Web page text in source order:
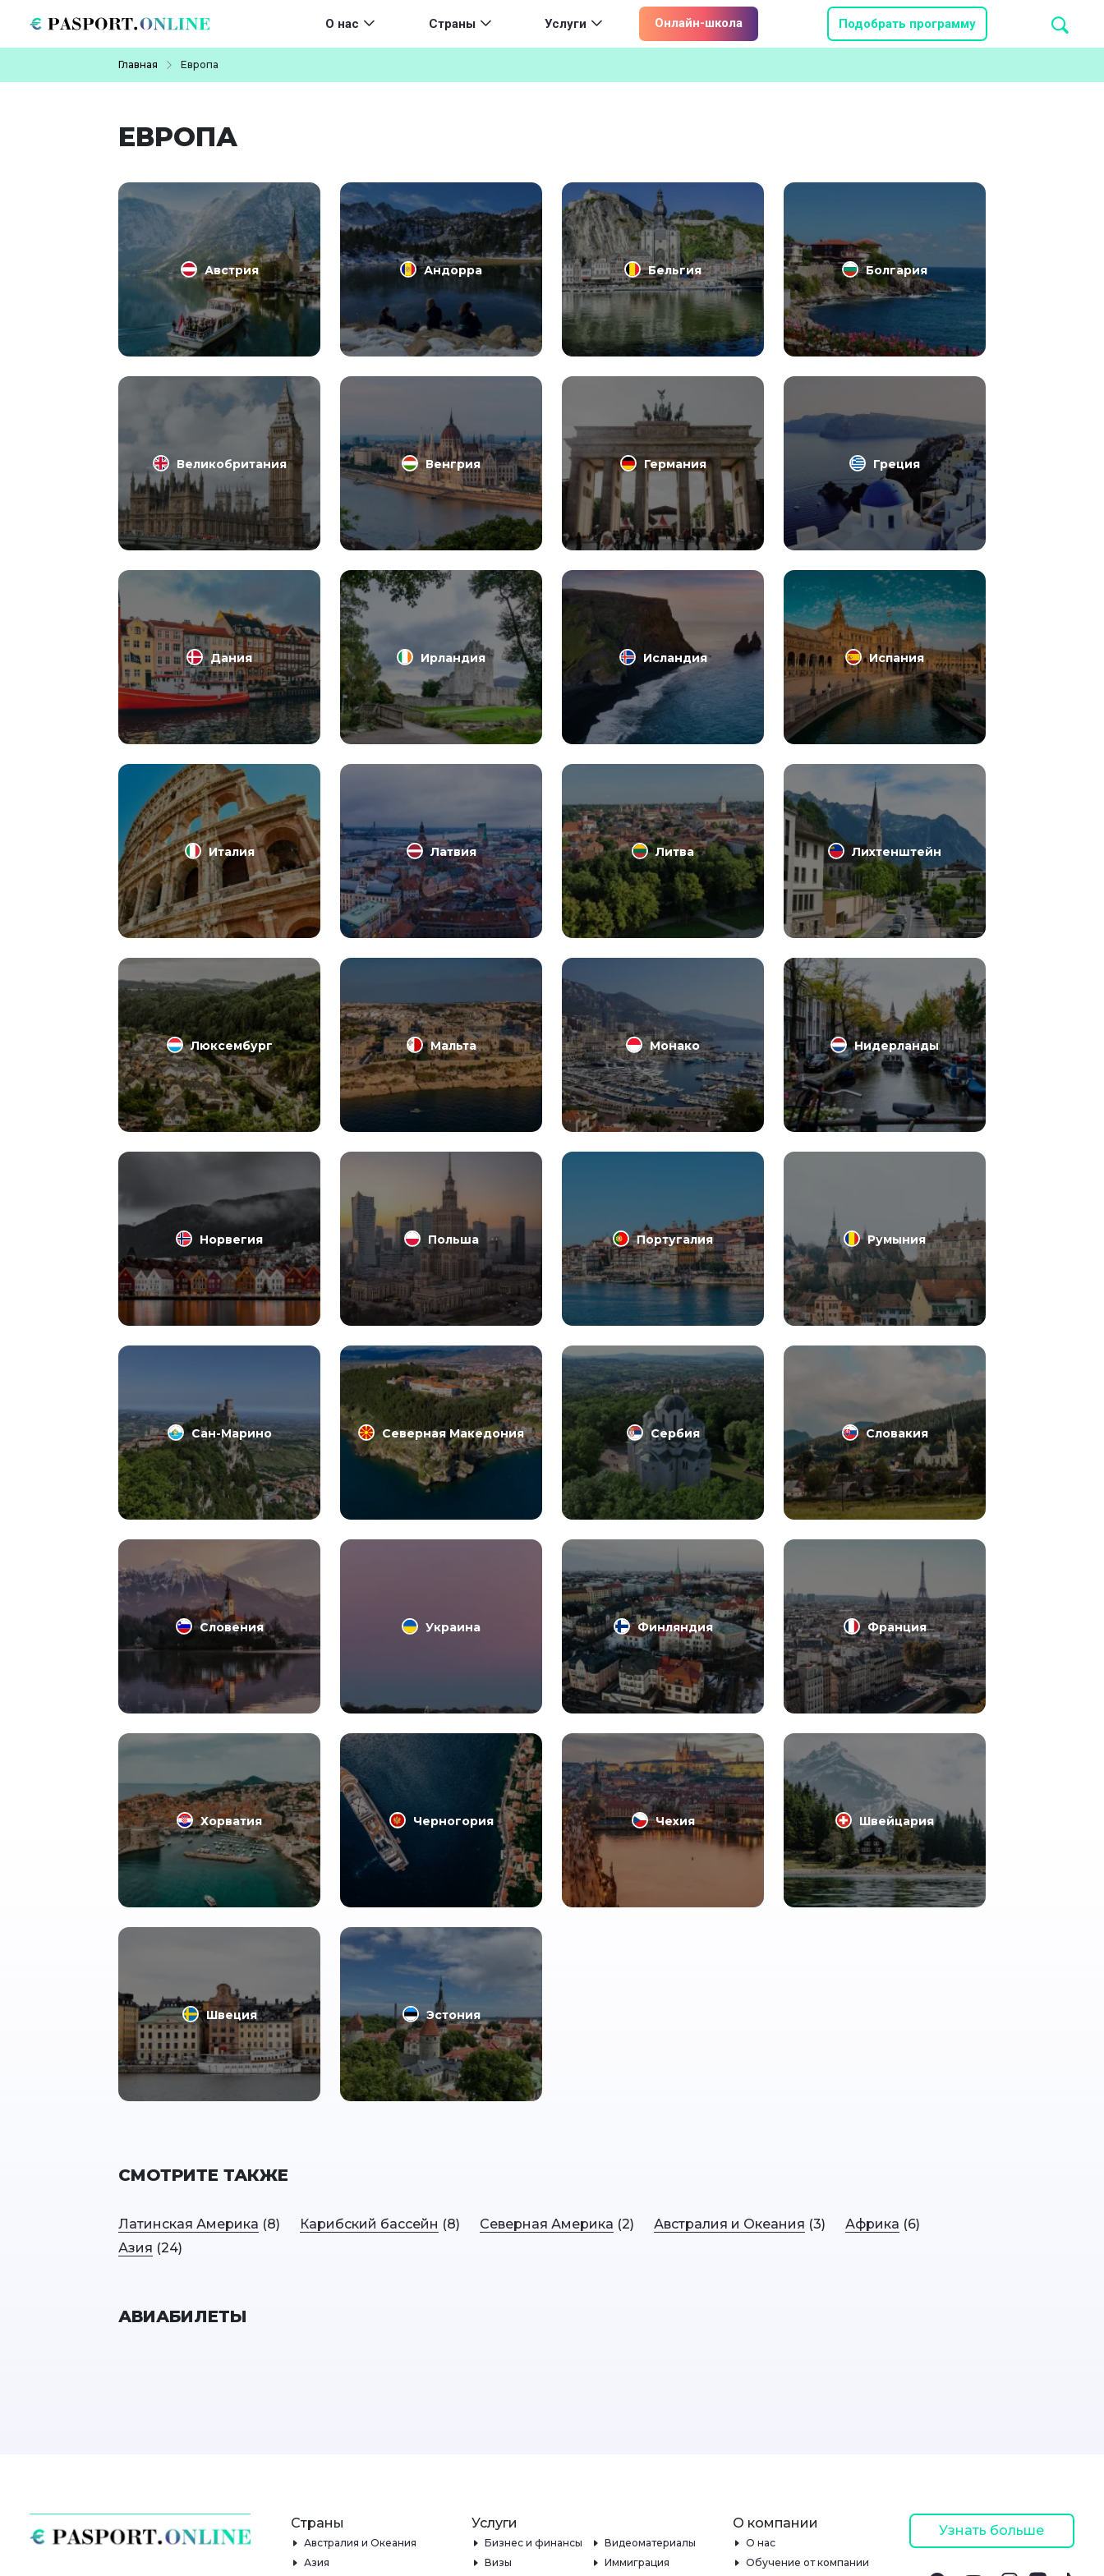
Main navigation
О нас Страны Услуги Онлайн-школа Подобрать программу
Главная Европа
ЕВРОПА
Австрия Андорра Бельгия Болгария
Великобритания Венгрия Германия Греция
Дания Ирландия Исландия Испания
Италия Латвия Литва Лихтенштейн
Люксембург Мальта Монако Нидерланды
Норвегия Польша Португалия Румыния
Сан-Марино Северная Македония Сербия Словакия
Словения Украина Финляндия Франция
Хорватия Черногория Чехия Швейцария
Швеция Эстония
СМОТРИТЕ ТАКЖЕ
Латинская Америка (8) Карибский бассейн (8) Северная Америка (2) Австралия и Океания (3) Африка (6)
Азия (24)
АВИАБИЛЕТЫ
Страны
Австралия и Океания
Азия
Услуги
Бизнес и финансы
Видеоматериалы
Визы
Иммиграция
О компании
О нас
Обучение от компании
Узнать больше